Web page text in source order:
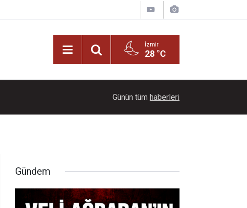
İzmir
28 °C
Ayçiçeği tarlaları ihtişamıyla görenleri büyüledi!
Günün tüm haberleri
Gündem